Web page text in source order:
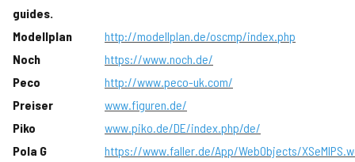
guides.
Modellplan
http://modellplan.de/oscmp/index.php
Noch
https://www.noch.de/
Peco
http://www.peco-uk.com/
Preiser
www.figuren.de/
Piko
www.piko.de/DE/index.php/de/
Pola G
https://www.faller.de/App/WebObjects/